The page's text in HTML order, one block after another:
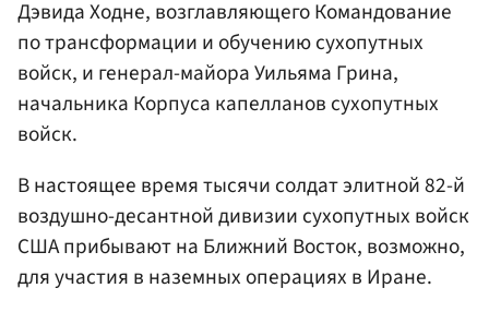
Дэвида Ходне, возглавляющего Командование
по трансформации и обучению сухопутных
войск, и генерал-майора Уильяма Грина,
начальника Корпуса капелланов сухопутных
войск.
В настоящее время тысячи солдат элитной 82-й
воздушно-десантной дивизии сухопутных войск
США прибывают на Ближний Восток, возможно,
для участия в наземных операциях в Иране.